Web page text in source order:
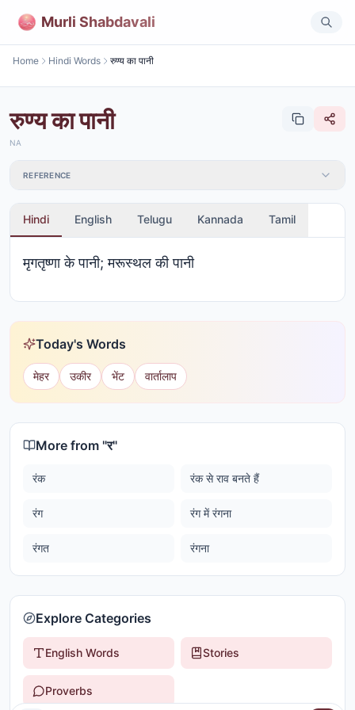
Murli Shabdavali
Home Hindi Words रुण्य का पानी
रुण्य का पानी
NA
REFERENCE
Hindi English Telugu Kannada Tamil
मृगतृष्णा के पानी; मरूस्थल की पानी
Today's Words
मेहर उकीर भेंट वार्तालाप
More from "र"
रंक रंक से राव बनते हैं
रंग रंग में रंगना
रंगत रंगना
Explore Categories
English Words Stories
Proverbs